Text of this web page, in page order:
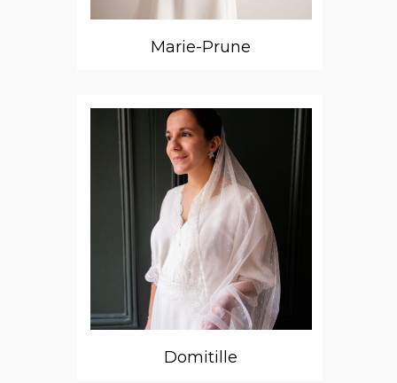
Marie-Prune
Domitille